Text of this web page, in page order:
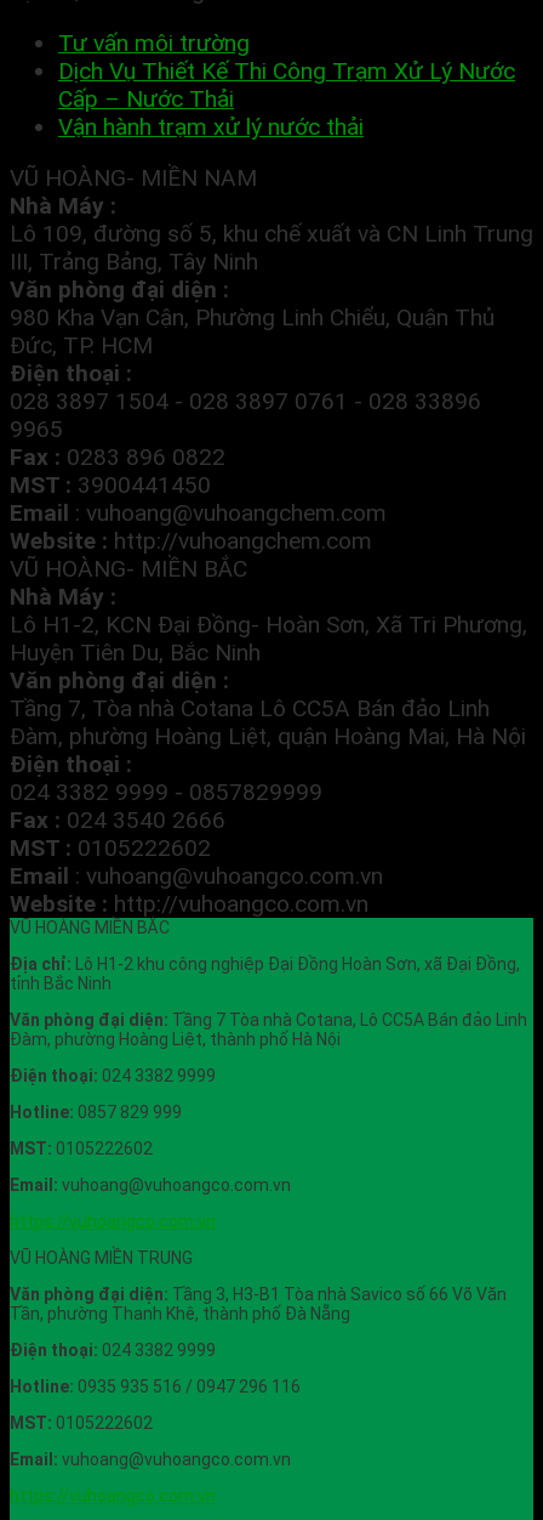
Tư vấn môi trường
Dịch Vụ Thiết Kế Thi Công Trạm Xử Lý Nước
Cấp – Nước Thải
Vận hành trạm xử lý nước thải
VŨ HOÀNG- MIỀN NAM
Nhà Máy :
Lô 109, đường số 5, khu chế xuất và CN Linh Trung
III, Trảng Bảng, Tây Ninh
Văn phòng đại diện :
980 Kha Vạn Cận, Phường Linh Chiểu, Quận Thủ
Đức, TP. HCM
Điện thoại :
028 3897 1504 - 028 3897 0761 - 028 33896
9965
Fax : 0283 896 0822
MST : 3900441450
Email : vuhoang@vuhoangchem.com
Website : http://vuhoangchem.com
VŨ HOÀNG- MIỀN BẮC
Nhà Máy :
Lô H1-2, KCN Đại Đồng- Hoàn Sơn, Xã Tri Phương,
Huyện Tiên Du, Bắc Ninh
Văn phòng đại diện :
Tầng 7, Tòa nhà Cotana Lô CC5A Bán đảo Linh
Đàm, phường Hoàng Liệt, quận Hoàng Mai, Hà Nội
Điện thoại :
024 3382 9999 - 0857829999
Fax : 024 3540 2666
MST : 0105222602
Email : vuhoang@vuhoangco.com.vn
Website : http://vuhoangco.com.vn
VŨ HOÀNG MIỀN BẮC
Địa chỉ: Lô H1-2 khu công nghiệp Đại Đồng Hoàn Sơn, xã Đại Đồng,
tỉnh Bắc Ninh
Văn phòng đại diện: Tầng 7 Tòa nhà Cotana, Lô CC5A Bán đảo Linh
Đàm, phường Hoàng Liệt, thành phố Hà Nội
Điện thoại: 024 3382 9999
Hotline: 0857 829 999
MST: 0105222602
Email: vuhoang@vuhoangco.com.vn
https://vuhoangco.com.vn
VŨ HOÀNG MIỀN TRUNG
Văn phòng đại diện: Tầng 3, H3-B1 Tòa nhà Savico số 66 Võ Văn
Tần, phường Thanh Khê, thành phố Đà Nẵng
Điện thoại: 024 3382 9999
Hotline: 0935 935 516 / 0947 296 116
MST: 0105222602
Email: vuhoang@vuhoangco.com.vn
https://vuhoangco.com.vn